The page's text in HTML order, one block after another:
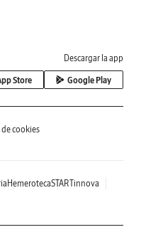
Descargar la app
Store Google Play
cookies
HemerotecaSTARTinnova